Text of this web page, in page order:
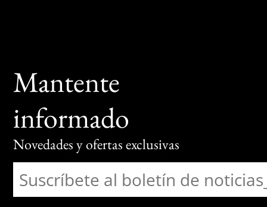
Mantente
informado
Novedades y ofertas exclusivas